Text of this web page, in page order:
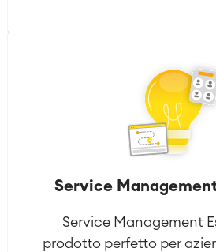
Service
Service Management
prodotto perfetto per